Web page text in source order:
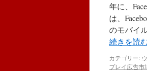
年に、
は、
のモバイ
続きを読
カテゴリー:
プレイ広告市